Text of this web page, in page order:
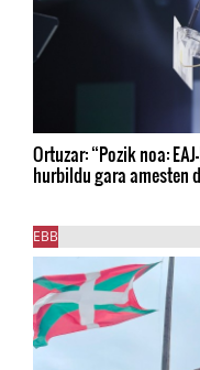
Ortuzar: “Pozik noa:
hurbildu gara amesten
EBB